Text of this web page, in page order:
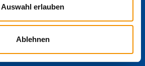
Auswahl erlauben
Ablehnen